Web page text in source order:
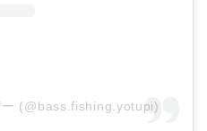
(@bass.fishing.yotupi)